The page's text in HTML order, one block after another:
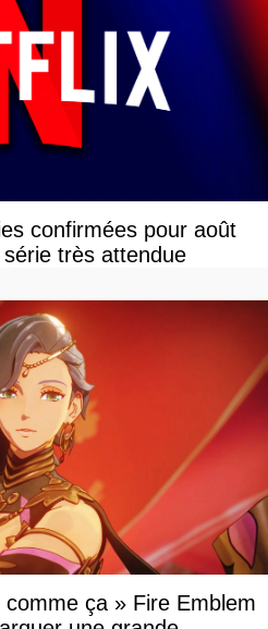
confirmées pour août
très attendue
ça » Fire Emblem